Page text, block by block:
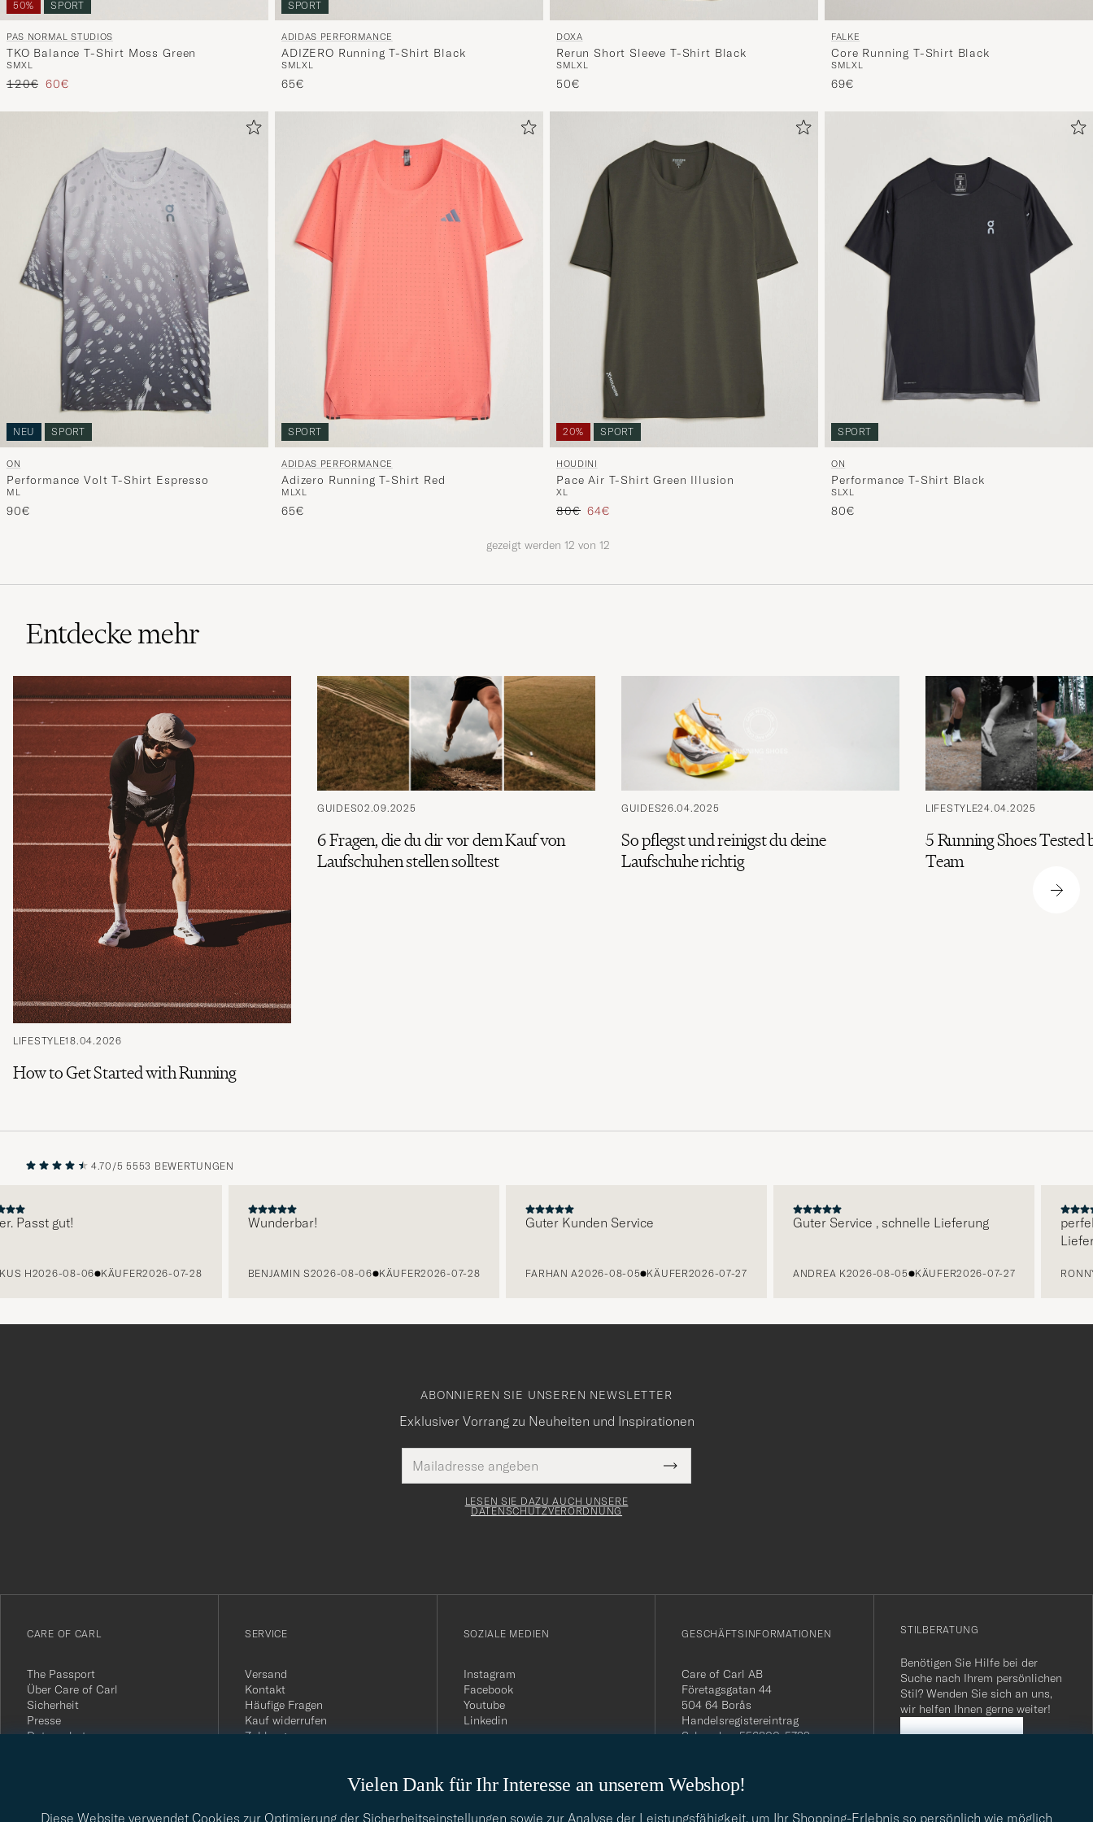
50% SPORT
PAS NORMAL STUDIOS
TKO Balance T-Shirt Moss Green
SMXL
Regulärer Preis
120€ Reduzierter Preis
60€
SPORT
ADIDAS PERFORMANCE
ADIZERO Running T-Shirt Black
SMLXL
65€
DOXA
Rerun Short Sleeve T-Shirt Black
SMLXL
50€
FALKE
Core Running T-Shirt Black
SMLXL
69€
NEU SPORT
ON
Performance Volt T-Shirt Espresso
M L
90€
SPORT
ADIDAS PERFORMANCE
Adizero Running T-Shirt Red
M LXL
65€
20% SPORT
HOUDINI
Pace Air T-Shirt Green Illusion
XL
Regulärer Preis
80€ Reduzierter Preis
64€
SPORT
ON
Performance T-Shirt Black
SLXL
80€
gezeigt werden 12 von 12
Entdecke mehr
LIFESTYLE18.04.2026
How to Get Started with Running
GUIDES02.09.2025
6 Fragen, die du dir vor dem Kauf von
Laufschuhen stellen solltest
GUIDES26.04.2025
So pflegst und reinigst du deine
Laufschuhe richtig
LIFESTYLE24.04.2025
5 Running Shoes
Team
VORHERIGE
4.70/5 5553 BEWERTUNGEN
gut!
H2026-08-06 KÄUFER2026-07-28
Wunderbar!
BENJAMIN S2026-08-06 KÄUFER2026-07-28
Guter Kunden Service
FARHAN A2026-08-05 KÄUFER2026-07-27
Guter Service , schnelle Lieferung
ANDREA K2026-08-05 KÄUFER2026-07-27 RONNY W
Vielen Dank für Ihr Interesse an unserem Webshop!
Diese Website verwendet Cookies zur Optimierung der Sicherheitseinstellungen sowie zur Analyse der Leistungsfähigkeit, um Ihr Shopping-Erlebnis so persönlich wie möglich
ABONNIEREN SIE UNSEREN NEWSLETTER
Exklusiver Vorrang zu Neuheiten und Inspirationen
Mail
Adresse
Pflichtfeld
Submit
Newsletter
till
nyhetsbrev!
LESEN SIE DAZU AUCH UNSERE
DATENSCHUTZVERORDNUNG
CARE OF CARL
The Passport
Über Care of Carl
Sicherheit
Presse
Datenschutz
SERVICE
Versand
Kontakt
Häufige Fragen
Kauf widerrufen
Zahlung
SOZIALE MEDIEN
Instagram
Facebook
Youtube
Linkedin
GESCHÄFTSINFORMATIONEN
Care of Carl AB
Företagsgatan 44
504 64 Borås
Handelsregistereintrag
Schweden: 556800-5739
USt-IdNr.: SE556800573901
040 / 22 63 88 96
E-Mail-Adresse:
STILBERATUNG
Benötigen Sie Hilfe bei der
Suche nach Ihrem persönlichen
Stil? Wenden Sie sich an uns,
wir helfen Ihnen gerne weiter!
STILBERATUNG